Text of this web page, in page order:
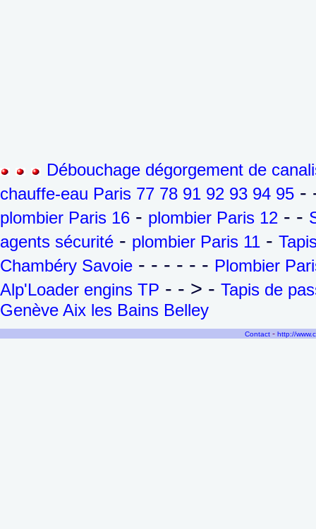
Débouchage dégorgement de
chauffe-eau Paris 77 78 91 92 93 94 95 -
plombier Paris 16 - plombier Paris 12 - -
agents sécurité - plombier Paris 11 -
Chambéry Savoie - - - - - - Plombier
Alp'Loader engins TP - - > - Tapis de
Genève Aix les Bains Belley
Contact - http://